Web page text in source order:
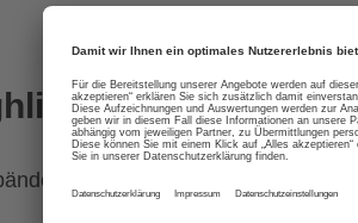
sorgen für Dehnbarkeit in zwei